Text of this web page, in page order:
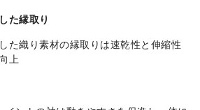
た縁取り
た織り素材の縁取りは速乾性と伸縮性
上